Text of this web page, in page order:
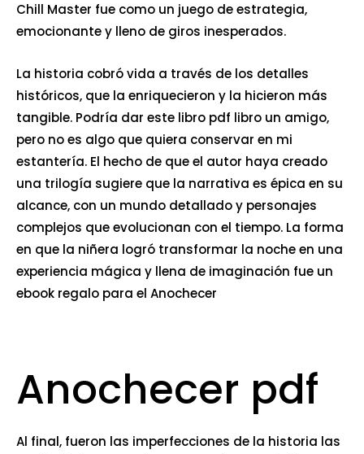
Chill Master fue como un juego de estrategia,
emocionante y lleno de giros inesperados.
La historia cobró vida a través de los detalles
históricos, que la enriquecieron y la hicieron más
tangible. Podría dar este libro pdf libro un amigo,
pero no es algo que quiera conservar en mi
estantería. El hecho de que el autor haya creado
una trilogía sugiere que la narrativa es épica en su
alcance, con un mundo detallado y personajes
complejos que evolucionan con el tiempo. La forma
en que la niñera logró transformar la noche en una
experiencia mágica y llena de imaginación fue un
ebook regalo para el Anochecer
Anochecer pdf
Al final, fueron las imperfecciones de la historia las